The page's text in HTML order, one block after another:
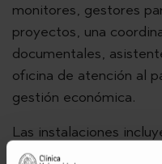
monitores, gestores
proyectos, una
documentales,
oficina de atención al
gestión económica.
Las instalaciones
consultas propia,